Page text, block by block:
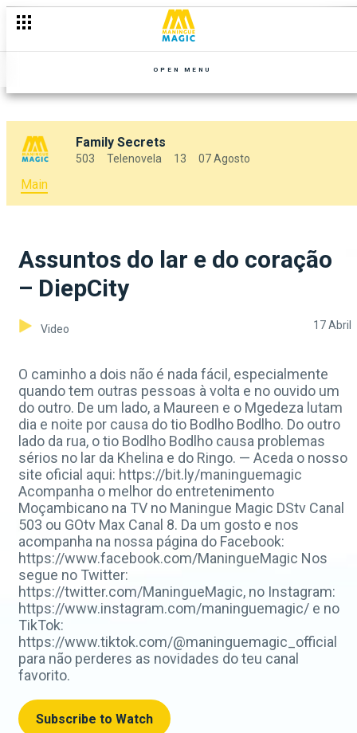
OPEN MENU
Family Secrets
503 Telenovela 13 07 Agosto
Main
Assuntos do lar e do coração
– DiepCity
Video 17 Abril
O caminho a dois não é nada fácil, especialmente
quando tem outras pessoas à volta e no ouvido um
do outro. De um lado, a Maureen e o Mgedeza lutam
dia e noite por causa do tio Bodlho Bodlho. Do outro
lado da rua, o tio Bodlho Bodlho causa problemas
sérios no lar da Khelina e do Ringo. — Aceda o nosso
site oficial aqui: https://bit.ly/maninguemagic
Acompanha o melhor do entretenimento
Moçambicano na TV no Maningue Magic DStv Canal
503 ou GOtv Max Canal 8. Da um gosto e nos
acompanha na nossa página do Facebook:
https://www.facebook.com/ManingueMagic Nos
segue no Twitter:
https://twitter.com/ManingueMagic, no Instagram:
https://www.instagram.com/maninguemagic/ e no
TikTok:
https://www.tiktok.com/@maninguemagic_official
para não perderes as novidades do teu canal
favorito.
Subscribe to Watch